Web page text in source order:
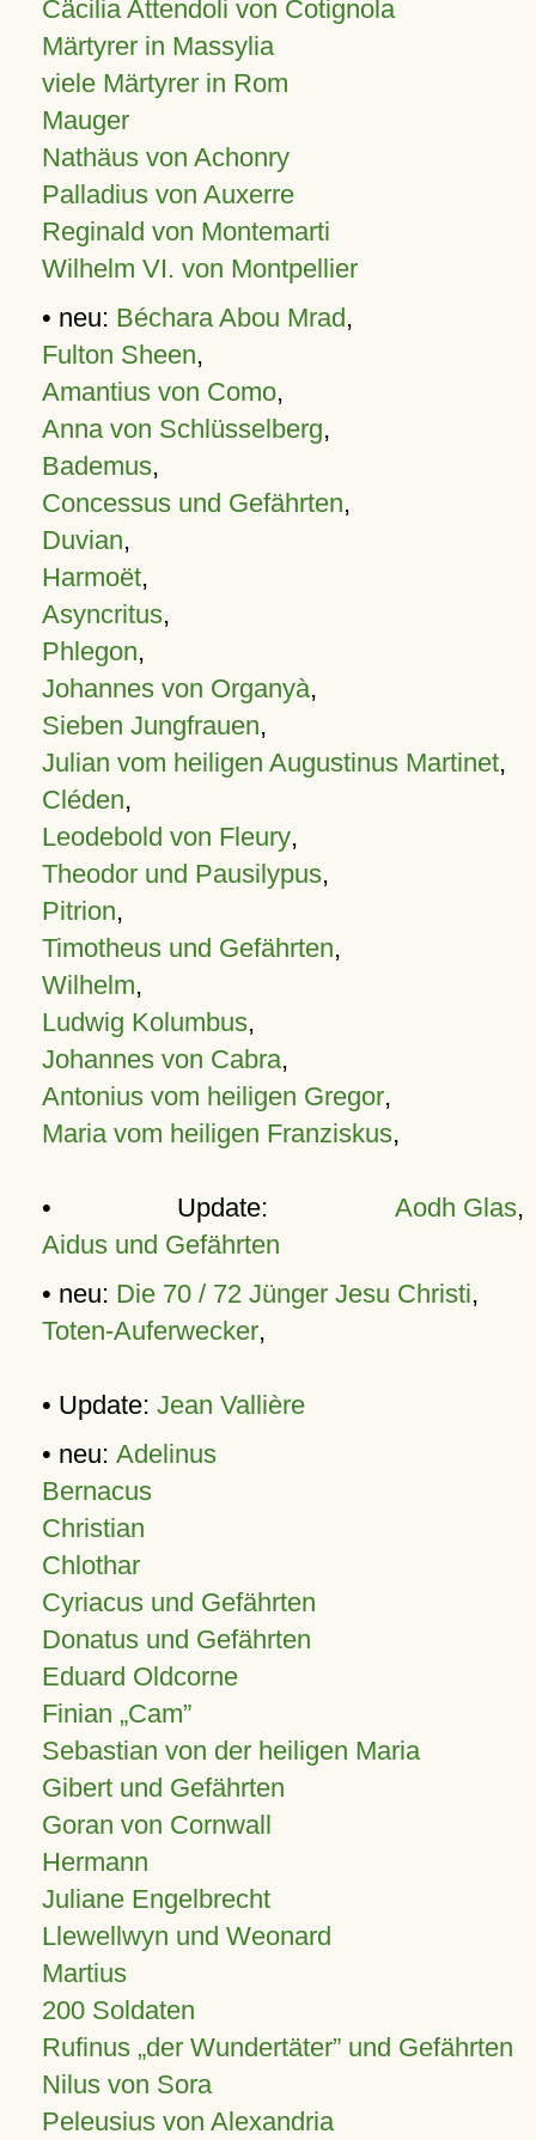
Cäcilia Attendoli von Cotignola
Märtyrer in Massylia
viele Märtyrer in Rom
Mauger
Nathäus von Achonry
Palladius von Auxerre
Reginald von Montemarti
Wilhelm VI. von Montpellier
• neu: Béchara Abou Mrad,
Fulton Sheen,
Amantius von Como,
Anna von Schlüsselberg,
Bademus,
Concessus und Gefährten,
Duvian,
Harmoët,
Asyncritus,
Phlegon,
Johannes von Organyà,
Sieben Jungfrauen,
Julian vom heiligen Augustinus Martinet,
Cléden,
Leodebold von Fleury,
Theodor und Pausilypus,
Pitrion,
Timotheus und Gefährten,
Wilhelm,
Ludwig Kolumbus,
Johannes von Cabra,
Antonius vom heiligen Gregor,
Maria vom heiligen Franziskus,
• Update: Aodh Glas,
Aidus und Gefährten
• neu: Die 70 / 72 Jünger Jesu Christi,
Toten-Auferwecker,
• Update: Jean Vallière
• neu: Adelinus
Bernacus
Christian
Chlothar
Cyriacus und Gefährten
Donatus und Gefährten
Eduard Oldcorne
Finian Cam
Sebastian von der heiligen Maria
Gibert und Gefährten
Goran von Cornwall
Hermann
Juliane Engelbrecht
Llewellwyn und Weonard
Martius
200 Soldaten
Rufinus „der Wundertäter” und Gefährten
Nilus von Sora
Peleusius von Alexandria